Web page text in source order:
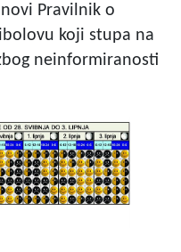
Pravilnik o
koji stupa na
neinformiranosti